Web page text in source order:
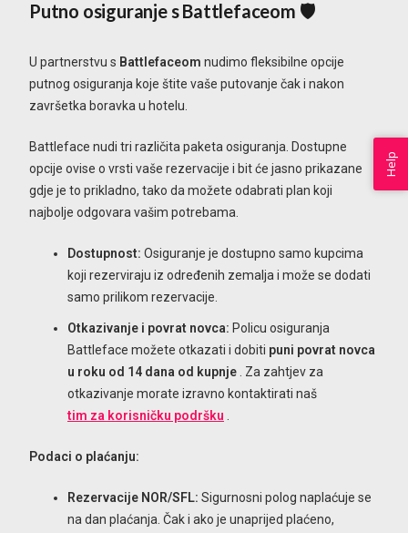
Putno osiguranje s Battlefaceom 🛡️
U partnerstvu s Battlefaceom nudimo fleksibilne opcije
putnog osiguranja koje štite vaše putovanje čak i nakon
završetka boravka u hotelu.
Battleface nudi tri različita paketa osiguranja. Dostupne
opcije ovise o vrsti vaše rezervacije i bit će jasno prikazane
gdje je to prikladno, tako da možete odabrati plan koji
najbolje odgovara vašim potrebama.
Dostupnost: Osiguranje je dostupno samo kupcima
koji rezerviraju iz određenih zemalja i može se dodati
samo prilikom rezervacije.
Otkazivanje i povrat novca: Policu osiguranja
Battleface možete otkazati i dobiti puni povrat novca
u roku od 14 dana od kupnje . Za zahtjev za
otkazivanje morate izravno kontaktirati naš
tim za korisničku podršku
Podaci o plaćanju:
Rezervacije NOR/SFL: Sigurnosni polog naplaćuje se
na dan plaćanja. Čak i ako je unaprijed plaćeno,
Help